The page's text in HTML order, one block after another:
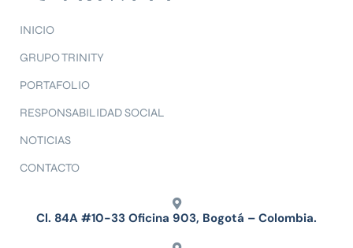
INICIO
GRUPO TRINITY
PORTAFOLIO
RESPONSABILIDAD SOCIAL
NOTICIAS
CONTACTO
Cl. 84A #10-33 Oficina 903, Bogotá – Colombia.